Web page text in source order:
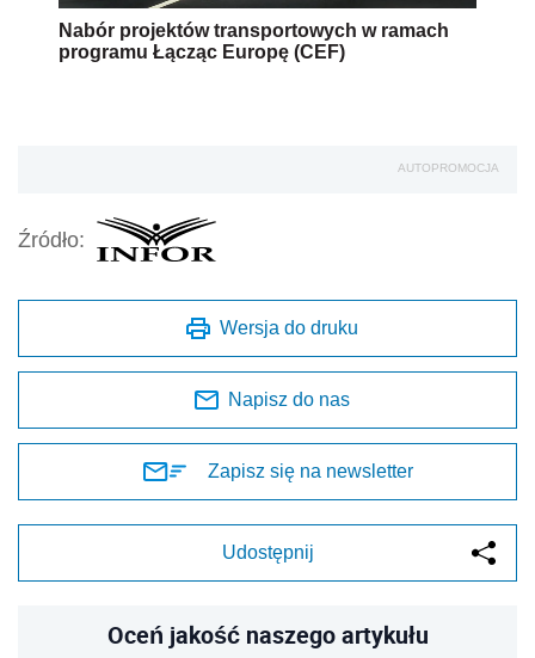
Nabór projektów transportowych w ramach
programu Łącząc Europę (CEF)
AUTOPROMOCJA
Źródło:
Wersja do druku
Napisz do nas
Zapisz się na newsletter
Udostępnij
Oceń jakość naszego artykułu